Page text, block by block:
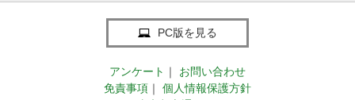
PC版を見る
アンケート ｜
お問い合わせ
免責事項 ｜
個人情報保護方針